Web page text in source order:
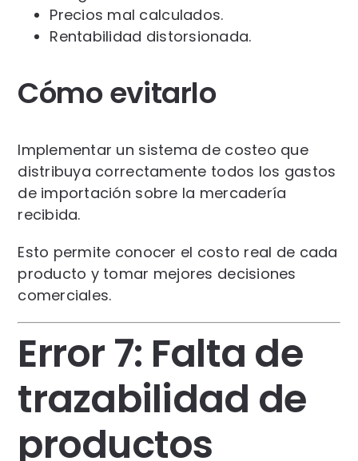
Precios mal calculados.
Rentabilidad distorsionada.
Cómo evitarlo
Implementar un sistema de costeo que
distribuya correctamente todos los gastos
de importación sobre la mercadería
recibida.
Esto permite conocer el costo real de cada
producto y tomar mejores decisiones
comerciales.
Error 7: Falta de
trazabilidad de
productos